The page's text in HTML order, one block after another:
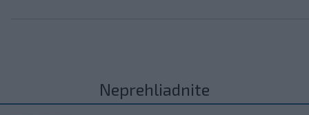
Neprehliadnite